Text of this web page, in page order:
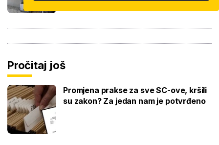
Pročitaj još
Promjena prakse za sve SC-ove, kršili
su zakon? Za jedan nam je potvrđeno